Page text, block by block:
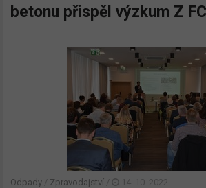
betonu přispěl výzkum Z
Odpady Zpravodajství 14. 10. 2022